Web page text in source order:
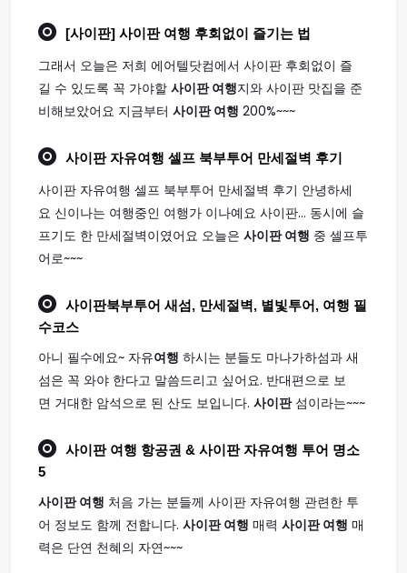
[사이판] 사이판 여행 후회없이 즐기는 법
그래서 오늘은 저희 에어텔닷컴에서 사이판 후회없이 즐
길 수 있도록 꼭 가야할 사이판 여행지와 사이판 맛집을 준
비해보았어요 지금부터 사이판 여행 200%~~~
사이판자유여행 셀프 북부투어 만세절벽 후기
사이판 자유여행 셀프 북부투어 만세절벽 후기 안녕하세
요 신이나는 여행중인 여행가 이나예요 사이판... 동시에 슬
프기도 한 만세절벽이였어요 오늘은 사이판 여행 중 셀프투
어로~~~
사이판북부투어 새섬, 만세절벽, 별빛투어, 여행 필
수코스
아니 필수에요~ 자유여행 하시는 분들도 마나가하섬과 새
섬은 꼭 와야 한다고 말씀드리고 싶어요. 반대편으로 보
면 거대한 암석으로 된 산도 보입니다. 사이판섬이라는~~~
사이판 여행 항공권 & 사이판 자유여행 투어 명소
5
사이판 여행 처음 가는 분들께 사이판 자유여행 관련한 투
어 정보도 함께 전합니다. 사이판 여행 매력 사이판 여행 매
력은 단연 천혜의 자연~~~